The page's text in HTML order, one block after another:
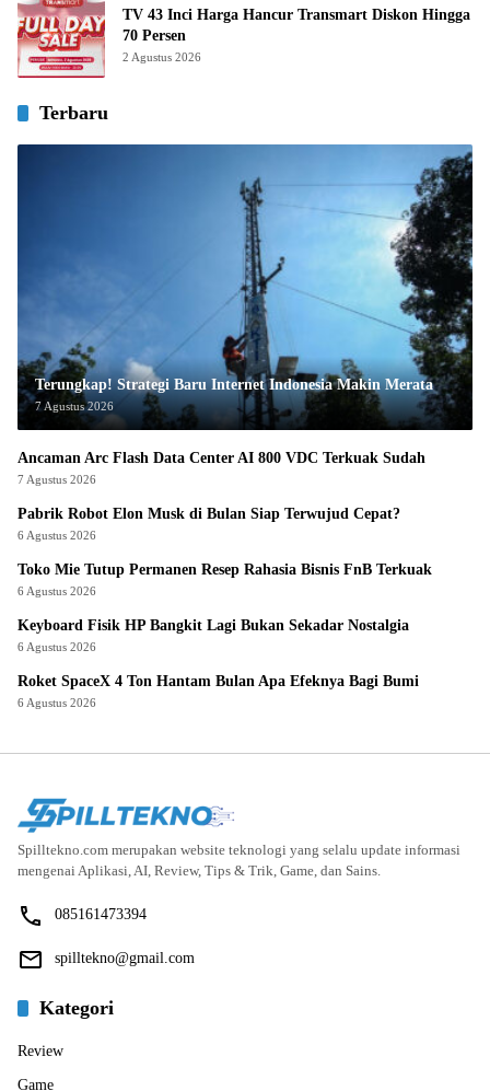
TV 43 Inci Harga Hancur Transmart Diskon Hingga
70 Persen
2 Agustus 2026
Terbaru
Terungkap! Strategi Baru Internet Indonesia Makin Merata
7 Agustus 2026
Ancaman Arc Flash Data Center AI 800 VDC Terkuak Sudah
7 Agustus 2026
Pabrik Robot Elon Musk di Bulan Siap Terwujud Cepat?
6 Agustus 2026
Toko Mie Tutup Permanen Resep Rahasia Bisnis FnB Terkuak
6 Agustus 2026
Keyboard Fisik HP Bangkit Lagi Bukan Sekadar Nostalgia
6 Agustus 2026
Roket SpaceX 4 Ton Hantam Bulan Apa Efeknya Bagi Bumi
6 Agustus 2026
Spilltekno.com merupakan website teknologi yang selalu update informasi
mengenai Aplikasi, AI, Review, Tips & Trik, Game, dan Sains.
085161473394
spilltekno@gmail.com
Kategori
Review
Game